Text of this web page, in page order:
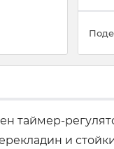
таймер-
и